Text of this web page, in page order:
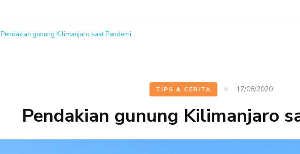
Pendakian gunung Kilimanjaro saat Pandemi
TIPS & CERITA 17/08/2020
Pendakian gunung Kilimanjaro